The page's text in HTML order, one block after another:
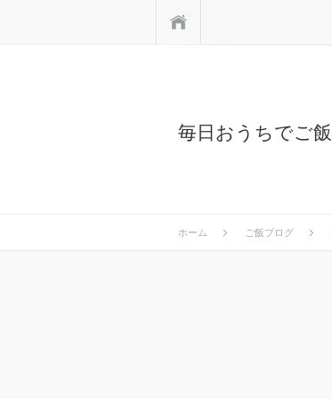
毎日おうちでご飯
ホーム ご飯ブログ